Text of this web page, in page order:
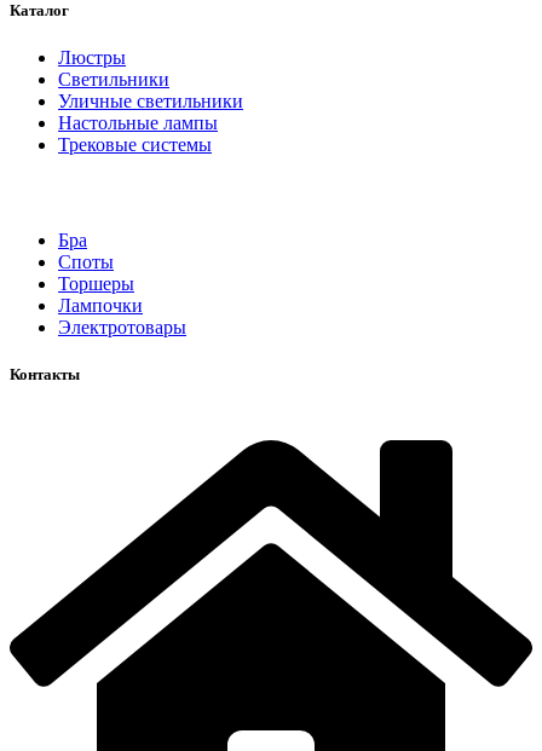
Каталог
Люстры
Светильники
Уличные светильники
Настольные лампы
Трековые системы
Бра
Споты
Торшеры
Лампочки
Электротовары
Контакты